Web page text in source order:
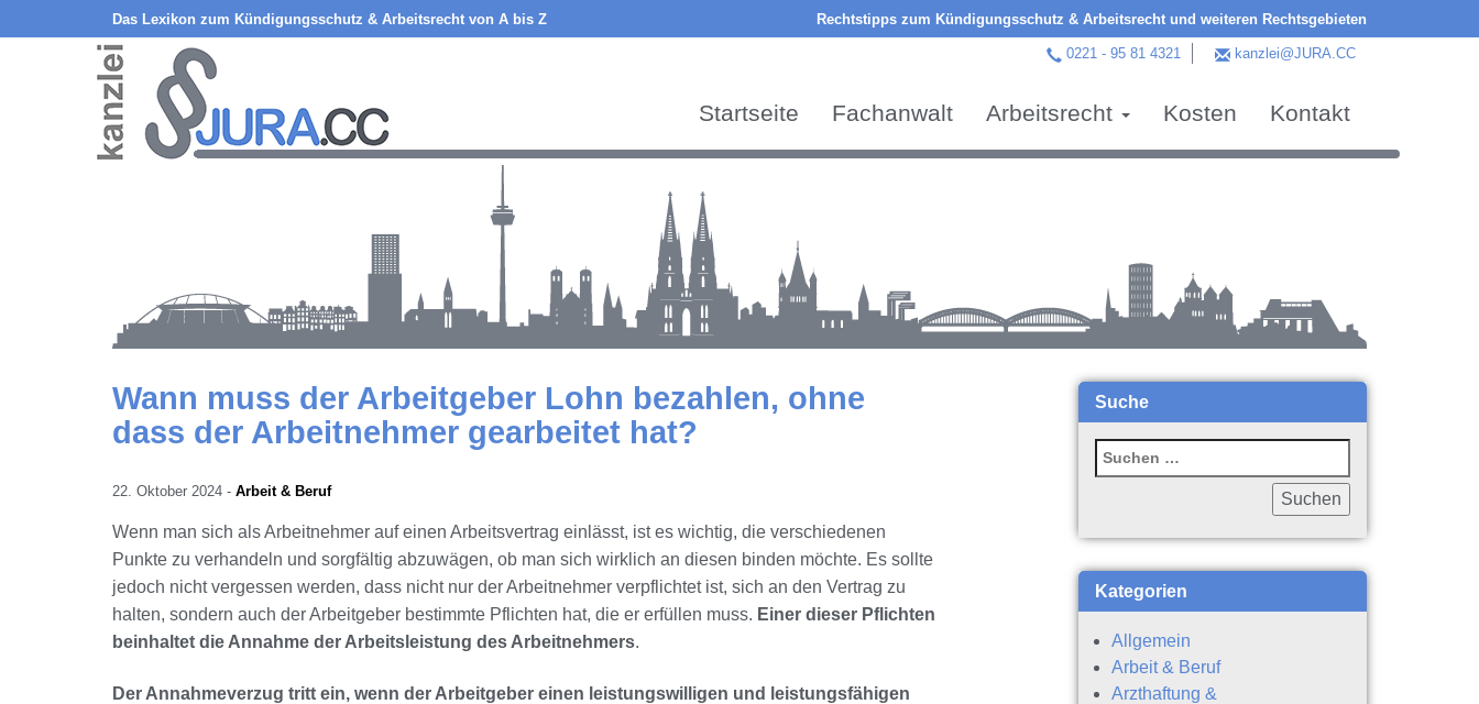
Das Lexikon zum Kündigungsschutz & Arbeitsrecht von A bis Z Rechtstipps zum Kündigungsschutz & Arbeitsrecht und weiteren Rechtsgebieten
0221 - 95 81 4321 kanzlei@JURA.CC
Startseite Fachanwalt Arbeitsrecht Kosten Kontakt
Wann muss der Arbeitgeber Lohn bezahlen, ohne
dass der Arbeitnehmer gearbeitet hat?
22. Oktober 2024 - Arbeit & Beruf
Wenn man sich als Arbeitnehmer auf einen Arbeitsvertrag einlässt, ist es wichtig, die verschiedenen
Punkte zu verhandeln und sorgfältig abzuwägen, ob man sich wirklich an diesen binden möchte. Es sollte
jedoch nicht vergessen werden, dass nicht nur der Arbeitnehmer verpflichtet ist, sich an den Vertrag zu
halten, sondern auch der Arbeitgeber bestimmte Pflichten hat, die er erfüllen muss. Einer dieser Pflichten
beinhaltet die Annahme der Arbeitsleistung des Arbeitnehmers.
Der Annahmeverzug tritt ein, wenn der Arbeitgeber einen leistungswilligen und leistungsfähigen
Suche
Kategorien
Allgemein
Arbeit & Beruf
Arzthaftung &